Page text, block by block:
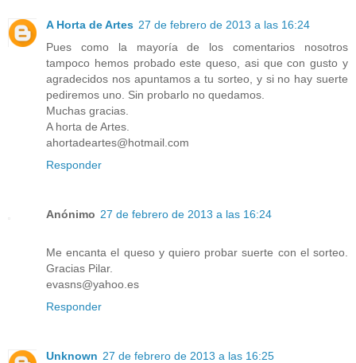
A Horta de Artes 27 de febrero de 2013 a las 16:24
Pues como la mayoría de los comentarios nosotros
tampoco hemos probado este queso, asi que con gusto y
agradecidos nos apuntamos a tu sorteo, y si no hay suerte
pediremos uno. Sin probarlo no quedamos.
Muchas gracias.
A horta de Artes.
ahortadeartes@hotmail.com
Responder
Anónimo 27 de febrero de 2013 a las 16:24
Me encanta el queso y quiero probar suerte con el sorteo.
Gracias Pilar.
evasns@yahoo.es
Responder
Unknown 27 de febrero de 2013 a las 16:25